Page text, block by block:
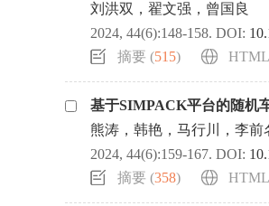
刘洪双，翟文强，曾国良
2024, 44(6):148-158. DOI:
摘要 (515)
基于SIMPACK平台的随机
熊涛，韩艳，马行川，李
2024, 44(6):159-167. DOI:
摘要 (358)